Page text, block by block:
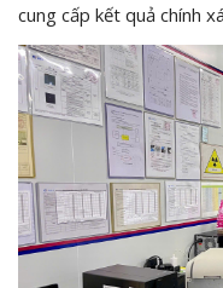
cung cấp kết quả chính